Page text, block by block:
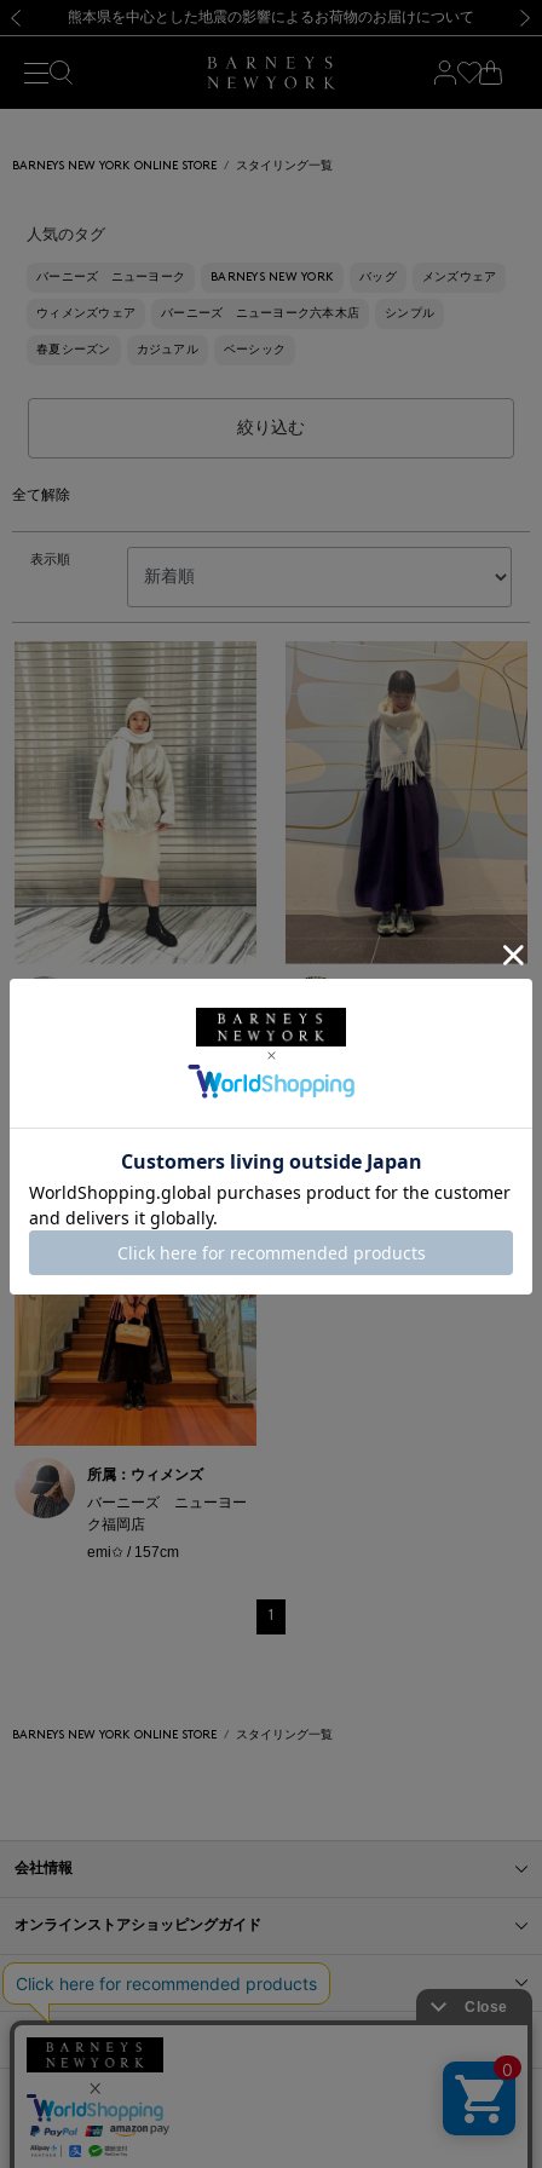
新規登録のお客様も対象！＜MY BARNEYS＞会員のお客様は11,000円（税込）以上のお買上げで常時送料無料！お買い物の際は会員登録を！
【夏季休業に伴う返品・交換承り一時停止のお知らせ】（2026.8.5）
熊本県を中心とした地震の影響によるお荷物のお届けについて
【開催中】SUMMER SALEのご案内・ご注意事項 新規登録のお客様も対象！＜MY BARNEYS＞会員のお客様は11,000円（税込）以上のお買上げで常時送料無料！お買い物の際は会員登録を！
【夏季休業に伴う返品・交換承り一時停止のお知らせ】（2026.8.5）
BARNEYS NEW YORK ONLINE STORE スタイリング一覧
人気のタグ
バーニーズ ニューヨーク BARNEYS NEW YORK バッグ メンズウェア
ウィメンズウェア バーニーズ ニューヨーク六本木店 シンプル
春夏シーズン カジュアル ベーシック
絞り込む
全て解除
表示順
バーニーズ ニューヨー
オオカワユウミ / 166cm
所属：ウィメンズ
バーニーズ ニューヨー
ク福岡店
emi✩ / 157cm
1
BARNEYS NEW YORK ONLINE STORE スタイリング一覧
会社情報
オンラインストアショッピングガイド
店舗情報
サービス